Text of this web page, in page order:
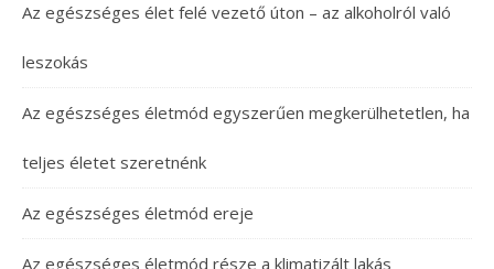
Az egészséges élet felé vezető úton – az alkoholról való
leszokás
Az egészséges életmód egyszerűen megkerülhetetlen, ha
teljes életet szeretnénk
Az egészséges életmód ereje
Az egészséges életmód része a klimatizált lakás